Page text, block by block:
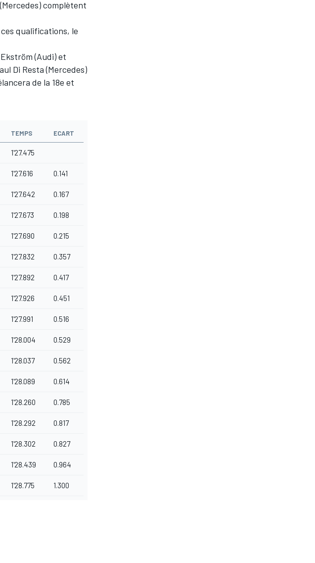
complètent
qualifications, le
(Audi) et
Di Resta (Mercedes)
de la 18e et
TEMPS ECART
1'27.475
1'27.616 0.141
1'27.642 0.167
1'27.673 0.198
1'27.690 0.215
1'27.832 0.357
1'27.892 0.417
1'27.926 0.451
1'27.991 0.516
1'28.004 0.529
1'28.037 0.562
1'28.089 0.614
1'28.260 0.785
1'28.292 0.817
1'28.302 0.827
1'28.439 0.964
1'28.775 1.300